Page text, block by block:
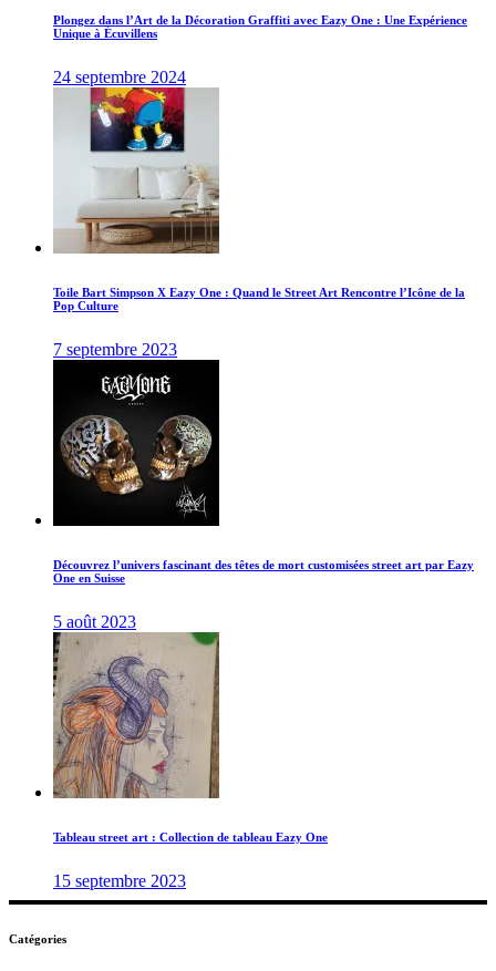
Plongez dans l’Art de la Décoration Graffiti avec Eazy One : Une Expérience
Unique à Écuvillens
24 septembre 2024
Toile Bart Simpson X Eazy One : Quand le Street Art Rencontre l’Icône de la
Pop Culture
7 septembre 2023
Découvrez l’univers fascinant des têtes de mort customisées street art par Eazy
One en Suisse
5 août 2023
Tableau street art : Collection de tableau Eazy One
15 septembre 2023
Catégories